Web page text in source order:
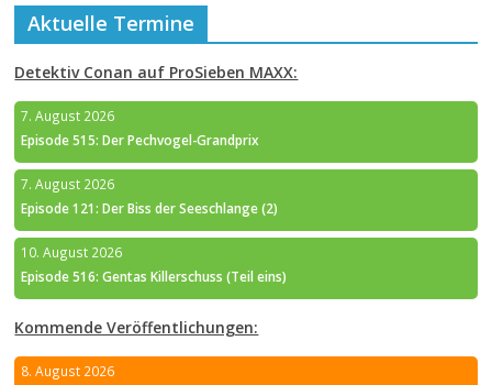
Aktuelle Termine
Detektiv Conan auf ProSieben MAXX:
7. August 2026
Episode 515: Der Pechvogel-Grandprix
7. August 2026
Episode 121: Der Biss der Seeschlange (2)
10. August 2026
Episode 516: Gentas Killerschuss (Teil eins)
Kommende Veröffentlichungen:
8. August 2026